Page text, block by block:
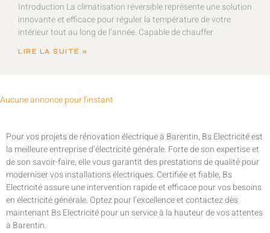
Introduction La climatisation réversible représente une solution
innovante et efficace pour réguler la température de votre
intérieur tout au long de l’année. Capable de chauffer
LIRE LA SUITE »
Aucune annonce pour l'instant
Pour vos projets de rénovation électrique à Barentin, Bs Electricité est
la meilleure entreprise d’électricité générale. Forte de son expertise et
de son savoir-faire, elle vous garantit des prestations de qualité pour
moderniser vos installations électriques. Certifiée et fiable, Bs
Electricité assure une intervention rapide et efficace pour vos besoins
en électricité générale. Optez pour l’excellence et contactez dès
maintenant Bs Electricité pour un service à la hauteur de vos attentes
à Barentin.